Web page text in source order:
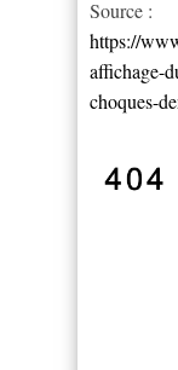
Source :
https://
affichage-
choques-